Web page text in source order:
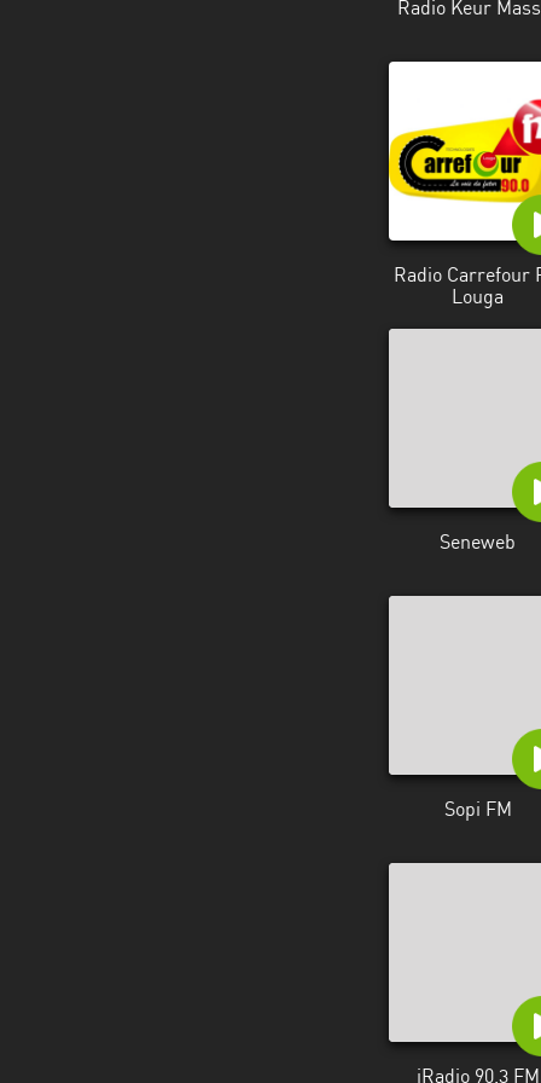
Radio Keur
Radio Carrefour
Louga
Seneweb
Sopi FM
iRadio 90.3 FM